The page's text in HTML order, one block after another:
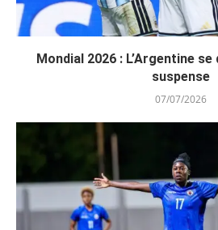
Mondial 2026 : L’Argentine
suspense
07/07/2026